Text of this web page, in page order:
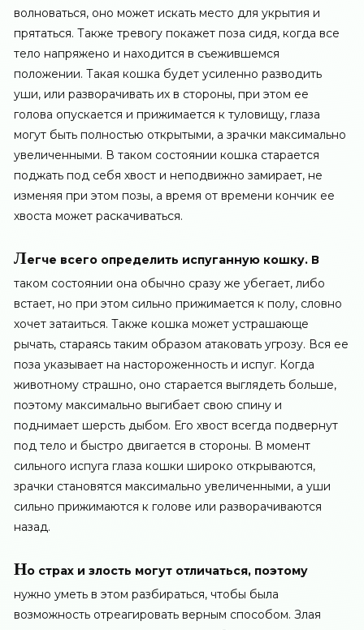
волноваться, оно может искать место для укрытия и
прятаться. Также тревогу покажет поза сидя, когда все
тело напряжено и находится в съежившемся
положении. Такая кошка будет усиленно разводить
уши, или разворачивать их в стороны, при этом ее
голова опускается и прижимается к туловищу, глаза
могут быть полностью открытыми, а зрачки максимально
увеличенными. В таком состоянии кошка старается
поджать под себя хвост и неподвижно замирает, не
изменяя при этом позы, а время от времени кончик ее
хвоста может раскачиваться.
Легче всего определить испуганную кошку. В
таком состоянии она обычно сразу же убегает, либо
встает, но при этом сильно прижимается к полу, словно
хочет затаиться. Также кошка может устрашающе
рычать, стараясь таким образом атаковать угрозу. Вся ее
поза указывает на настороженность и испуг. Когда
животному страшно, оно старается выглядеть больше,
поэтому максимально выгибает свою спину и
поднимает шерсть дыбом. Его хвост всегда подвернут
под тело и быстро двигается в стороны. В момент
сильного испуга глаза кошки широко открываются,
зрачки становятся максимально увеличенными, а уши
сильно прижимаются к голове или разворачиваются
назад.
Но страх и злость могут отличаться, поэтому
нужно уметь в этом разбираться, чтобы была
возможность отреагировать верным способом. Злая